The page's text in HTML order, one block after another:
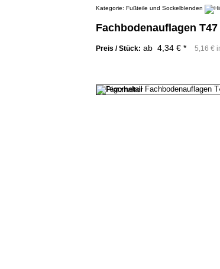
Kategorie: Fußteile und Sockelblenden
Fachbodenauflagen
Preis / Stück: ab 4,34 € * 5,16 €